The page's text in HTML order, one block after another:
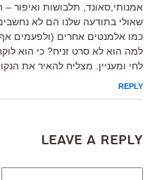
אמנותי,סאונד, תלבושות ואיפור
שאולי בתודעה שלנו הם לא
כמו אלמנטים אחרים (ולפעמים אף
למה הוא לא סרט זניח? כי הוא
לחי ומעניין. מצליח להאיר את
REPLY
Leave a Reply